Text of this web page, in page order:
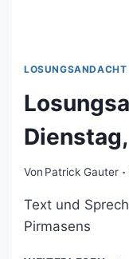
LOSUNGSANDACHT
Von Patrick Gauter
Text und
Pirmasens